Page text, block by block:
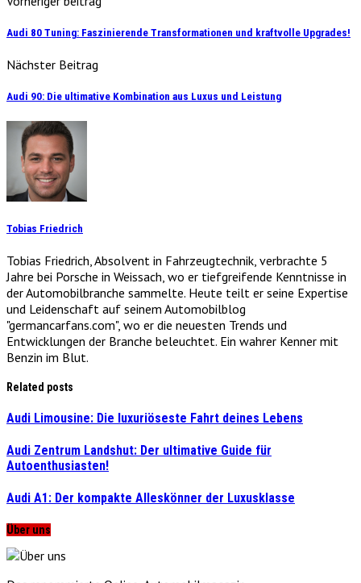
Audi 80 Tuning: Faszinierende Transformationen und kraftvolle Upgrades!
Nächster Beitrag
Audi 90: Die ultimative Kombination aus Luxus und Leistung
Tobias Friedrich
Tobias Friedrich, Absolvent in Fahrzeugtechnik, verbrachte 5
Jahre bei Porsche in Weissach, wo er tiefgreifende Kenntnisse in
der Automobilbranche sammelte. Heute teilt er seine Expertise
und Leidenschaft auf seinem Automobilblog
"germancarfans.com", wo er die neuesten Trends und
Entwicklungen der Branche beleuchtet. Ein wahrer Kenner mit
Benzin im Blut.
Related posts
Audi Limousine: Die luxuriöseste Fahrt deines Lebens
Audi Zentrum Landshut: Der ultimative Guide für
Autoenthusiasten!
Audi A1: Der kompakte Alleskönner der Luxusklasse
Über uns